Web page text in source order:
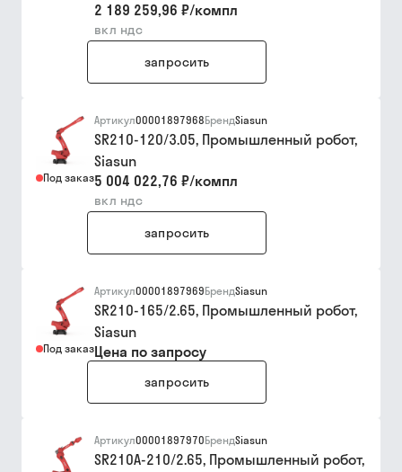
2 189 259,96 ₽/компл
вкл ндс
запросить
Под заказ
Артикул00001897968БрендSiasun
SR210-120/3.05, Промышленный робот,
Siasun
5 004 022,76 ₽/компл
вкл ндс
запросить
Под заказ
Артикул00001897969БрендSiasun
SR210-165/2.65, Промышленный робот,
Siasun
Цена по запросу
запросить
Артикул00001897970БрендSiasun
SR210A-210/2.65, Промышленный робот,